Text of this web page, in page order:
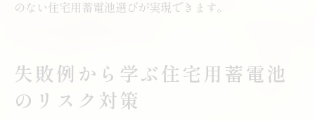
のない住宅用蓄電池選びが実現できます。
失敗例から学ぶ住宅用蓄電池
のリスク対策